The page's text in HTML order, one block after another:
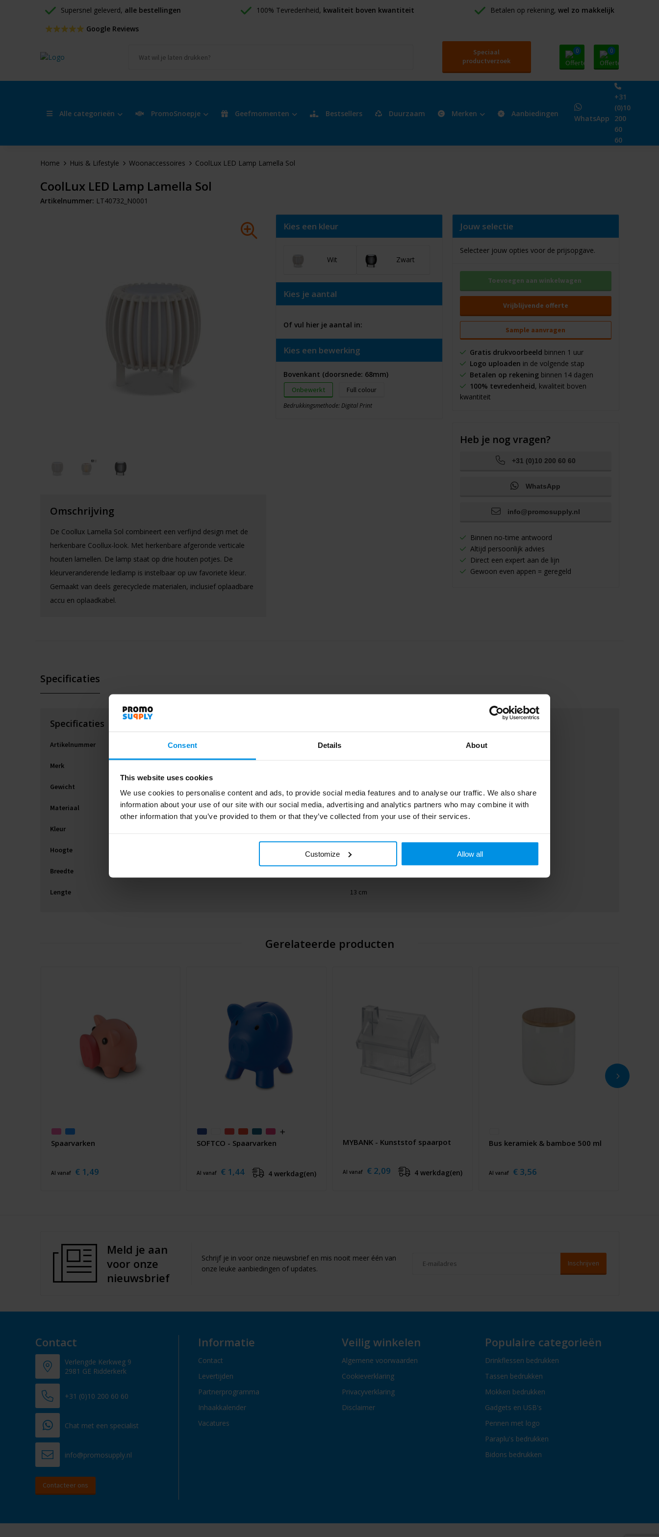
Consent Details About
This website uses cookies
We use cookies to personalise content and ads, to provide social media features and to analyse our traffic. We also share
information about your use of our site with our social media, advertising and analytics partners who may combine it with
other information that you’ve provided to them or that they’ve collected from your use of their services.
Customize Allow all
Supersnel geleverd, alle bestellingen 100% Tevredenheid, kwaliteit boven kwantiteit Betalen op rekening, wel zo makkelijk
Google Reviews
Speciaal
productverzoek
0 0
Alle categorieën PromoSnoepje Geefmomenten Bestsellers Duurzaam Merken Aanbiedingen
WhatsApp
+31
(0)10
200
60
60
Home Huis & Lifestyle Woonaccessoires CoolLux LED Lamp Lamella Sol
CoolLux LED Lamp Lamella Sol
Artikelnummer: LT40732_N0001
Omschrijving
De Coollux Lamella Sol combineert een verfijnd design met de
herkenbare Coollux-look. Met herkenbare afgeronde verticale
houten lamellen. De lamp staat op drie houten potjes. De
kleurveranderende ledlamp is instelbaar op uw favoriete kleur.
Gemaakt van deels gerecyclede materialen, inclusief oplaadbare
accu en oplaadkabel.
Kies een kleur
Wit Zwart
Kies je aantal
Of vul hier je aantal in:
Kies een bewerking
Bovenkant (doorsnede: 68mm)
Onbewerkt Full colour
Bedrukkingsmethode: Digital Print
Jouw selectie
Selecteer jouw opties voor de prijsopgave.
Toevoegen aan winkelwagen
Vrijblijvende offerte
Sample aanvragen
Gratis drukvoorbeeld binnen 1 uur
Logo uploaden in de volgende stap
Betalen op rekeningbinnen 14 dagen
100% tevredenheid, kwaliteit boven
kwantiteit
Heb je nog vragen?
+31 (0)10 200 60 60
WhatsApp
info@promosupply.nl
Binnen no-time antwoord
Altijd persoonlijk advies
Direct een expert aan de lijn
Gewoon even appen = geregeld
Specificaties
Specificaties
Artikelnummer
Merk
Gewicht
Materiaal Wood
Kleur
Hoogte
Breedte
Lengte 13 cm
Gerelateerde producten
Spaarvarken
Al vanaf € 1,49
SOFTCO - Spaarvarken
Al vanaf € 1,44 4 werkdag(en)
MYBANK - Kunststof spaarpot
Al vanaf € 2,09 4 werkdag(en)
Bus keramiek & bamboe 500 ml
Al vanaf € 3,56
Meld je aan
voor onze
nieuwsbrief
Schrijf je in voor onze nieuwsbrief en mis nooit meer één van
onze leuke aanbiedingen of updates.
Contact
Verlengde Kerkweg 9
2981 GE Ridderkerk
+31 (0)10 200 60 60
Chat met een specialist
info@promosupply.nl
Contacteer ons
Informatie
Contact
Levertijden
Partnerprogramma
Inhaakkalender
Vacatures
Veilig winkelen
Algemene voorwaarden
Cookieverklaring
Privacyverklaring
Disclaimer
Populaire categorieën
Drinkflessen bedrukken
Tassen bedrukken
Mokken bedrukken
Gadgets en USB's
Pennen met logo
Paraplu's bedrukken
Bidons bedrukken